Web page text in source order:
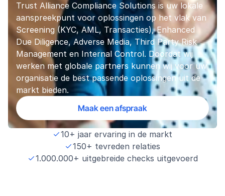
Trust Alliance Compliance Solutions is uw lokale
aanspreekpunt voor oplossingen op het vlak van
Screening (KYC, AML, Transacties), Enhanced
Due Diligence, Adverse Media, Third Party Risk
Management en Internal Control. Doordat wij
werken met globale partners kunnen wij voor uw
organisatie de best passende oplossingen uit de
markt bieden.
Maak een afspraak
10+ jaar ervaring in de markt
150+ tevreden relaties
1.000.000+ uitgebreide checks uitgevoerd